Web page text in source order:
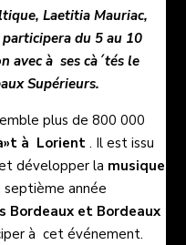
, Laetitia Mauriac,
du 5 au 10
avec à ses cà´tés le
Supérieurs.
plus de 800 000
à Lorient. Il est issu
développer la musique
septième année
Bordeaux et Bordeaux
à cet événement.